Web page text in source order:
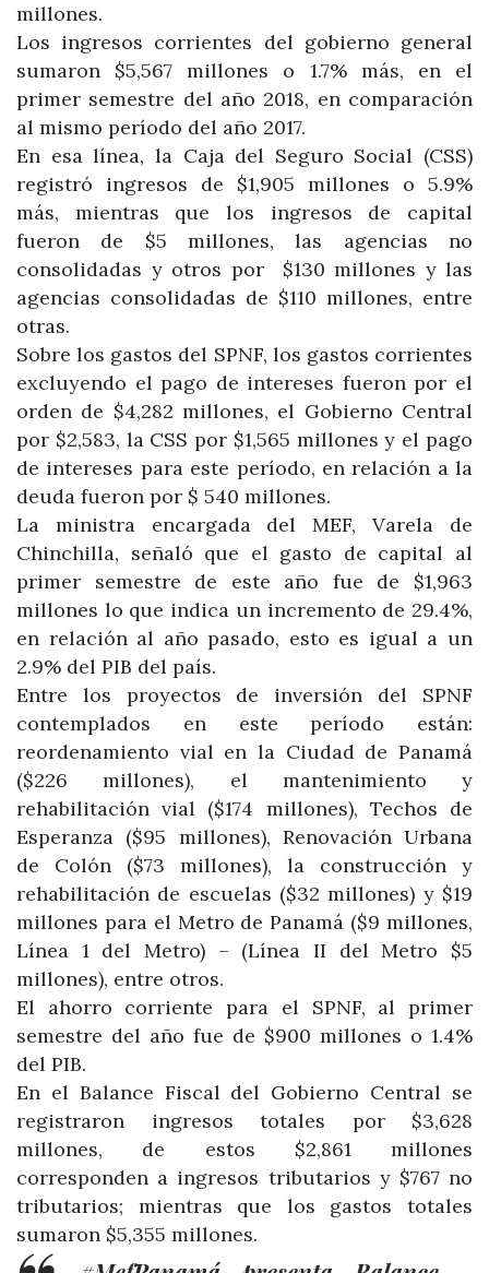
millones.
Los ingresos corrientes del gobierno general
sumaron $5,567 millones o 1.7% más, en el
primer semestre del año 2018, en comparación
al mismo período del año 2017.
En esa línea, la Caja del Seguro Social (CSS)
registró ingresos de $1,905 millones o 5.9%
más, mientras que los ingresos de capital
fueron de $5 millones, las agencias no
consolidadas y otros por $130 millones y las
agencias consolidadas de $110 millones, entre
otras.
Sobre los gastos del SPNF, los gastos corrientes
excluyendo el pago de intereses fueron por el
orden de $4,282 millones, el Gobierno Central
por $2,583, la CSS por $1,565 millones y el pago
de intereses para este período, en relación a la
deuda fueron por $ 540 millones.
La ministra encargada del MEF, Varela de
Chinchilla, señaló que el gasto de capital al
primer semestre de este año fue de $1,963
millones lo que indica un incremento de 29.4%,
en relación al año pasado, esto es igual a un
2.9% del PIB del país.
Entre los proyectos de inversión del SPNF
contemplados en este período están:
reordenamiento vial en la Ciudad de Panamá
($226 millones), el mantenimiento y
rehabilitación vial ($174 millones), Techos de
Esperanza ($95 millones), Renovación Urbana
de Colón ($73 millones), la construcción y
rehabilitación de escuelas ($32 millones) y $19
millones para el Metro de Panamá ($9 millones,
Línea 1 del Metro) – (Línea II del Metro $5
millones), entre otros.
El ahorro corriente para el SPNF, al primer
semestre del año fue de $900 millones o 1.4%
del PIB.
En el Balance Fiscal del Gobierno Central se
registraron ingresos totales por $3,628
millones, de estos $2,861 millones
corresponden a ingresos tributarios y $767 no
tributarios; mientras que los gastos totales
sumaron $5,355 millones.